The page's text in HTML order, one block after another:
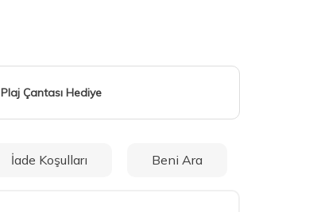
Plaj Çantası Hediye
İade Koşulları Beni Ara